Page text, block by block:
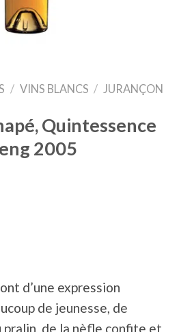
/ VINS BLANCS / JURANÇON
Quintessence
2005
d’une expression
de jeunesse, de
pralin, de la nèfle confite et